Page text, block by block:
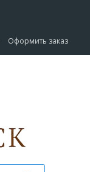
Оформить заказ